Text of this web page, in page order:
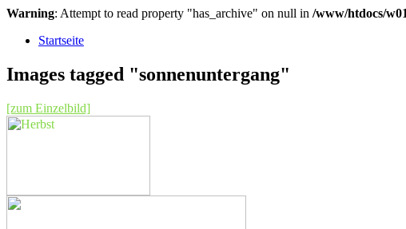
Warning: Attempt to read property "has_archive" on null in /www/htdocs/
Startseite
Images tagged "sonnenuntergang"
[zum Einzelbild]